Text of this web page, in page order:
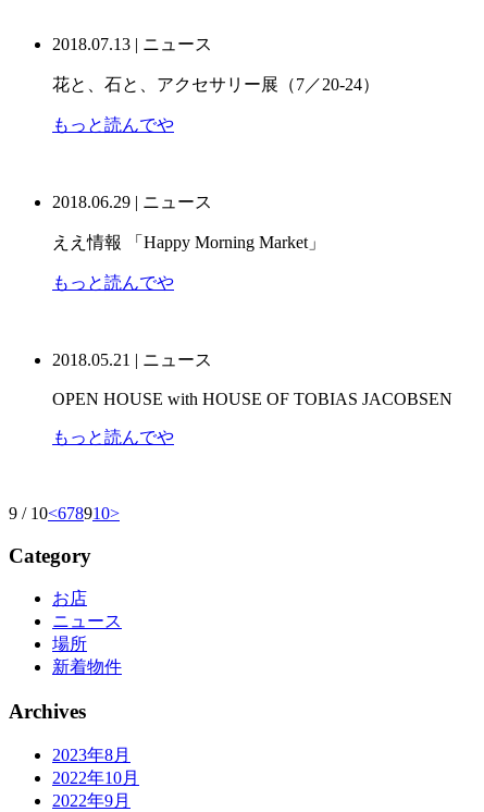
2018.07.13 | ニュース
花と、石と、アクセサリー展（7／20-24）
もっと読んでや
2018.06.29 | ニュース
ええ情報 「Happy Morning Market」
もっと読んでや
2018.05.21 | ニュース
OPEN HOUSE with HOUSE OF TOBIAS JACOBSEN
もっと読んでや
9 / 10<678910>
Category
お店
ニュース
場所
新着物件
Archives
2023年8月
2022年10月
2022年9月